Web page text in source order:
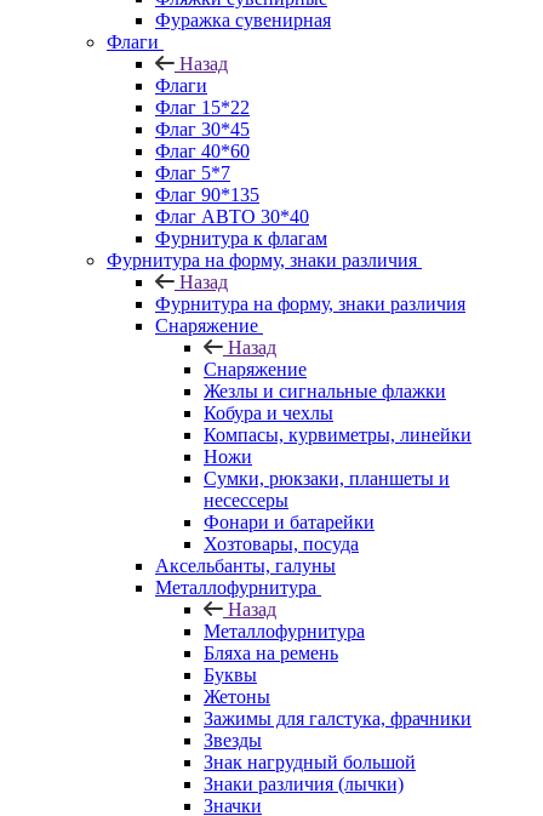
Фуражка сувенирная
Флаги
Назад
Флаги
Флаг 15*22
Флаг 30*45
Флаг 40*60
Флаг 5*7
Флаг 90*135
Флаг АВТО 30*40
Фурнитура к флагам
Фурнитура на форму, знаки различия
Назад
Фурнитура на форму, знаки различия
Снаряжение
Назад
Снаряжение
Жезлы и сигнальные флажки
Кобура и чехлы
Компасы, курвиметры, линейки
Ножи
Сумки, рюкзаки, планшеты и
несессеры
Фонари и батарейки
Хозтовары, посуда
Аксельбанты, галуны
Металлофурнитура
Назад
Металлофурнитура
Бляха на ремень
Буквы
Жетоны
Зажимы для галстука, фрачники
Звезды
Знак нагрудный большой
Знаки различия (лычки)
Значки